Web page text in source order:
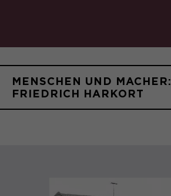
MENSCHEN UND MACHER:
FRIEDRICH HARKORT